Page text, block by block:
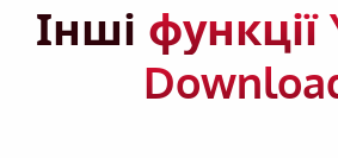
Інші функції